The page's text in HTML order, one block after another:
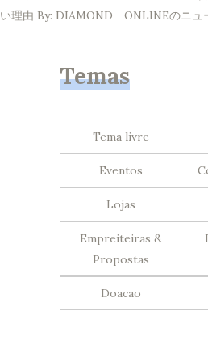
い理由 By: DIAMOND ONLINEのニュ
Temas
Tema livre
Eventos
Lojas
Empreiteiras &
Propostas
Doacao